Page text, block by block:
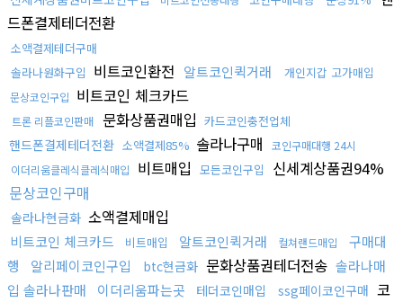
드폰결제테더전환
소액결제테더구매
솔라나원화구입 비트코인환전 알트코인퀵거래 개인지갑 고가매입
문상코인구입 비트코인 체크카드
트론 리플코인판매 문화상품권매입 카드코인충전업체
핸드폰결제테더전환 소액결제85% 솔라나구매
코인구매대행 24시
이더리움클레식클레식매입
비트매입 모든코인구입
신세계상품권94%
문상코인구매
솔라나현금화 소액결제매입
비트코인 체크카드 비트매입 알트코인퀵거래 컬쳐랜드매입
구매대
행
알리페이코인구입 btc현금화 문화상품권테더전송 솔라나매
입 솔라나판매
이더리움파는곳 테더코인매입 ssg페이코인구매 코